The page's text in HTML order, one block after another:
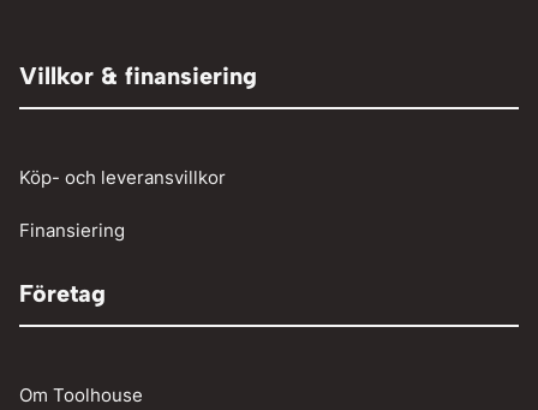
Verkstadstvätt
Vinschar
Person och paketbil
Villkor & finansiering
Köp- och leveransvillkor
Finansiering
Företag
Om Toolhouse